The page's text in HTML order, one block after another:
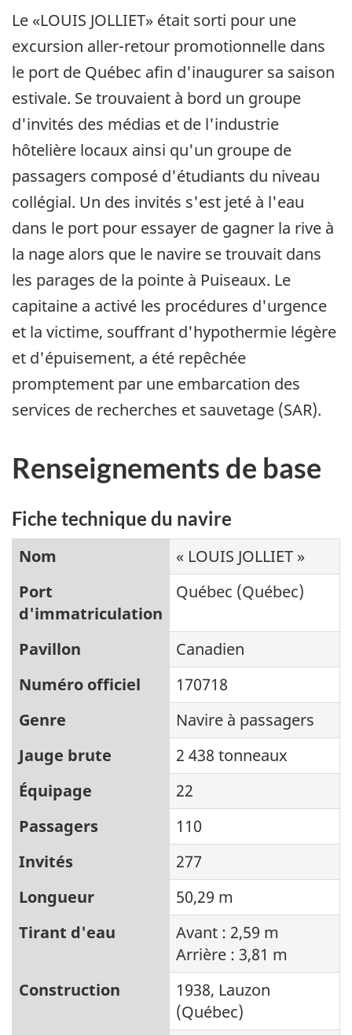
Le «LOUIS JOLLIET» était sorti pour une
excursion aller-retour promotionnelle dans
le port de Québec afin d'inaugurer sa saison
estivale. Se trouvaient à bord un groupe
d'invités des médias et de l'industrie
hôtelière locaux ainsi qu'un groupe de
passagers composé d'étudiants du niveau
collégial. Un des invités s'est jeté à l'eau
dans le port pour essayer de gagner la rive à
la nage alors que le navire se trouvait dans
les parages de la pointe à Puiseaux. Le
capitaine a activé les procédures d'urgence
et la victime, souffrant d'hypothermie légère
et d'épuisement, a été repêchée
promptement par une embarcation des
services de recherches et sauvetage (SAR).
Renseignements de base
Fiche technique du navire
Nom
« LOUIS JOLLIET »
Port
d'immatriculation
Québec (Québec)
Pavillon
Canadien
Numéro officiel
170718
Genre
Navire à passagers
Jauge brute
2 438 tonneaux
Équipage
22
Passagers
110
Invités
277
Longueur
50,29 m
Tirant d'eau
Avant : 2,59 m
Arrière : 3,81 m
Construction
1938, Lauzon
(Québec)